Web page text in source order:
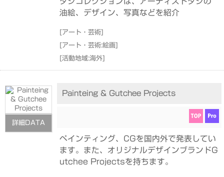
油絵、デザイン、写真などを紹介
[アート・芸術]
[アート・芸術:絵画]
[活動地域:海外]
詳細DATA
Painteing & Gutchee Projects
ペインティング、CGを国内外で発表してい
ます。また、オリジナルデザインブランドG
utchee Projectsを持ちます。